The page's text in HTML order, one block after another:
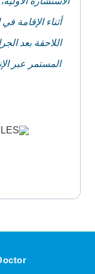
أثناء الإقامة
اللاحقة بعد
المستمر عبر